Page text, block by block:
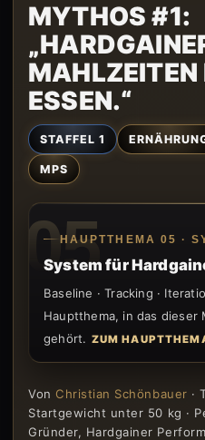
MYTHOS #1:
MAHLZEITEN
ESSEN.“
STAFFEL 1
MPS
05
HAUPTTHEMA 05 ·
System für
Baseline · Tracking ·
Hauptthema, in das dieser
gehört. ZUM
VonChristian Schönbauer ·
Startgewicht unter 50 kg ·
Gründer, Hardgainer